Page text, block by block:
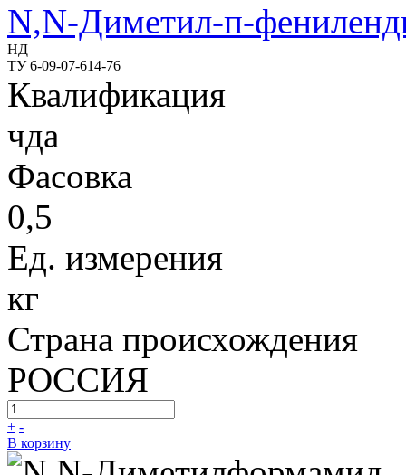
N,N-Диметил-п-
НД
ТУ 6-09-07-614-76
Квалификация
чда
Фасовка
0,5
Ед. измерения
кг
Страна происхождения
РОССИЯ
+ -
В корзину